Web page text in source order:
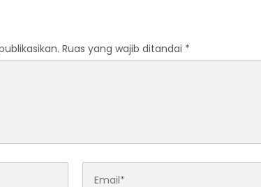
Ruas yang wajib ditandai *